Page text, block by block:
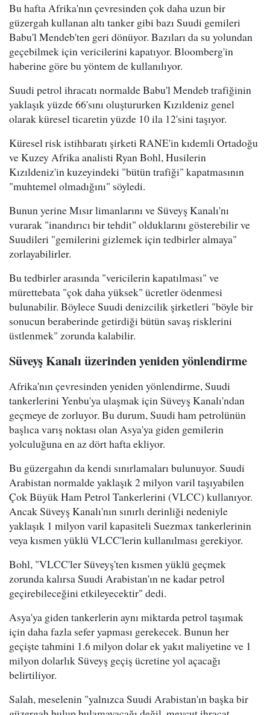
Bu hafta Afrika'nın çevresinden çok daha uzun bir
güzergah kullanan altı tanker gibi bazı Suudi gemileri
Babu'l Mendeb'ten geri dönüyor. Bazıları da su yolundan
geçebilmek için vericilerini kapatıyor. Bloomberg'in
haberine göre bu yöntem de kullanılıyor.
Suudi petrol ihracatı normalde Babu'l Mendeb trafiğinin
yaklaşık yüzde 66'sını oluştururken Kızıldeniz genel
olarak küresel ticaretin yüzde 10 ila 12'sini taşıyor.
Küresel risk istihbaratı şirketi RANE'in kıdemli Ortadoğu
ve Kuzey Afrika analisti Ryan Bohl, Husilerin
Kızıldeniz'in kuzeyindeki "bütün trafiği" kapatmasının
"muhtemel olmadığını" söyledi.
Bunun yerine Mısır limanlarını ve Süveyş Kanalı'nı
vurarak "inandırıcı bir tehdit" olduklarını gösterebilir ve
Suudileri "gemilerini gizlemek için tedbirler almaya"
zorlayabilirler.
Bu tedbirler arasında "vericilerin kapatılması" ve
mürettebata "çok daha yüksek" ücretler ödenmesi
bulunabilir. Böylece Suudi denizcilik şirketleri "böyle bir
sonucun beraberinde getirdiği bütün savaş risklerini
üstlenmek" zorunda kalabilir.
Süveyş Kanalı üzerinden yeniden yönlendirme
Afrika'nın çevresinden yeniden yönlendirme, Suudi
tankerlerini Yenbu'ya ulaşmak için Süveyş Kanalı'ndan
geçmeye de zorluyor. Bu durum, Suudi ham petrolünün
başlıca varış noktası olan Asya'ya giden gemilerin
yolculuğuna en az dört hafta ekliyor.
Bu güzergahın da kendi sınırlamaları bulunuyor. Suudi
Arabistan normalde yaklaşık 2 milyon varil taşıyabilen
Çok Büyük Ham Petrol Tankerlerini (VLCC) kullanıyor.
Ancak Süveyş Kanalı'nın sınırlı derinliği nedeniyle
yaklaşık 1 milyon varil kapasiteli Suezmax tankerlerinin
veya kısmen yüklü VLCC'lerin kullanılması gerekiyor.
Bohl, "VLCC'ler Süveyş'ten kısmen yüklü geçmek
zorunda kalırsa Suudi Arabistan'ın ne kadar petrol
geçirebileceğini etkileyecektir" dedi.
Asya'ya giden tankerlerin aynı miktarda petrol taşımak
için daha fazla sefer yapması gerekecek. Bunun her
geçişte tahmini 1.6 milyon dolar ek yakıt maliyetine ve 1
milyon dolarlık Süveyş geçiş ücretine yol açacağı
belirtiliyor.
Salah, meselenin "yalnızca Suudi Arabistan'ın başka bir